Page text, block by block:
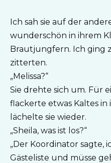
Ich sah sie auf der
wunderschön in ihrem
Brautjungfern. Ich ging
zitterten.
„Melissa?“
Sie drehte sich um. Für
flackerte etwas Kaltes
lächelte sie wieder.
„Sheila, was ist los?“
„Der Koordinator sagte,
Gästeliste und müsse